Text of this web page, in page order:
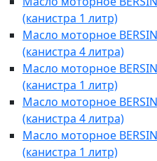
(канистра 1 литр)
Масло моторное
(канистра 4 литра)
Масло моторное
(канистра 1 литр)
Масло моторное
(канистра 4 литра)
Масло моторное
(канистра 1 литр)